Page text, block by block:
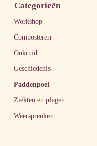
Categorieën
Workshop
Composteren
Onkruid
Geschiedenis
Paddenpoel
Ziekten en plagen
Weerspreuken